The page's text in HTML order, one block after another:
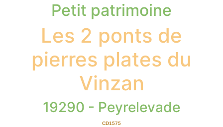
Petit patrimoine
Les 2 ponts de
pierres plates du
Vinzan
19290 - Peyrelevade
CD1575